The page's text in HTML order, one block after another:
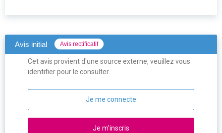
Avis initial Avis rectificatif
Cet avis provient d'une source externe, veuillez vous
identifier pour le consulter.
Je me connecte
Je m'inscris